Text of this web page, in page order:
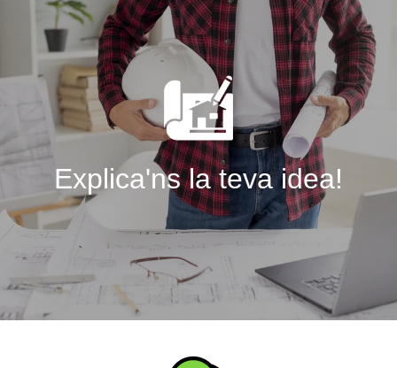
Explica'ns la teva idea!